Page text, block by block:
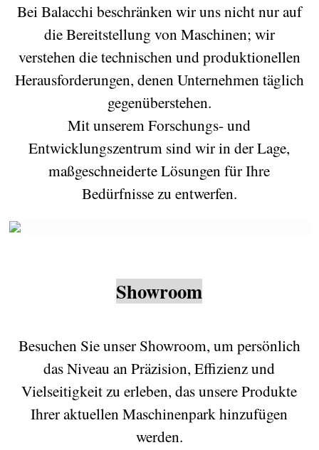
Bei Balacchi beschränken wir uns nicht nur auf
die Bereitstellung von Maschinen; wir
verstehen die technischen und produktionellen
Herausforderungen, denen Unternehmen täglich
gegenüberstehen.
Mit unserem Forschungs- und
Entwicklungszentrum sind wir in der Lage,
maßgeschneiderte Lösungen für Ihre
Bedürfnisse zu entwerfen.
Showroom
Besuchen Sie unser Showroom, um persönlich
das Niveau an Präzision, Effizienz und
Vielseitigkeit zu erleben, das unsere Produkte
Ihrer aktuellen Maschinenpark hinzufügen
werden.